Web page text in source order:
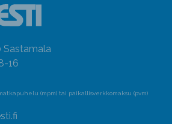
Sastamala
16
(mpm) tai paikallisverkkomaksu (pvm)